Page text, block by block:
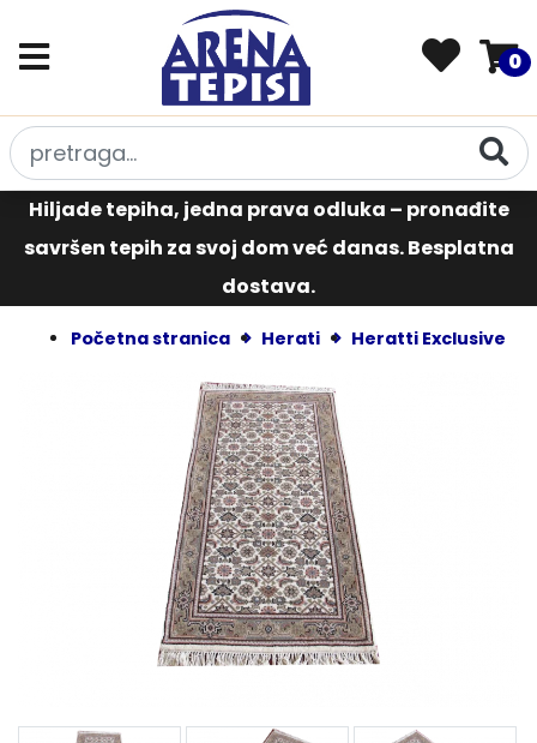
0
Hiljade tepiha, jedna prava odluka – pronađite
savršen tepih za svoj dom već danas. Besplatna
dostava.
Početna stranica Herati Heratti Exclusive